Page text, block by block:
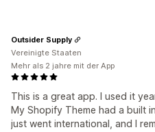
This is a great app. I used it
My Shopify Theme had a built
just went international, and I
Outsider Supply
Vereinigte Staaten
Mehr als 2 jahre mit der App